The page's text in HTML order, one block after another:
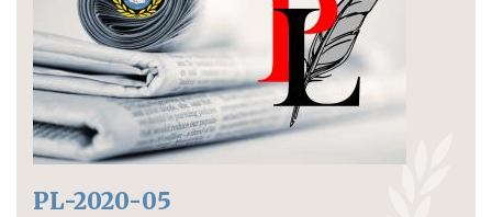
PL-2020-05